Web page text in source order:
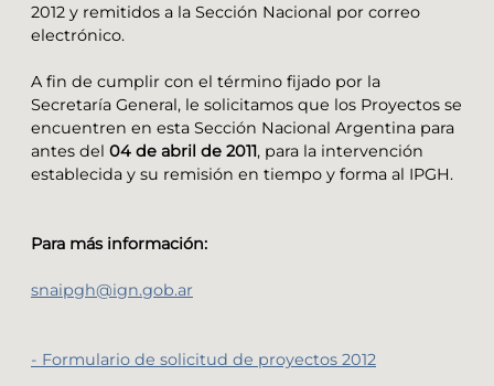
2012 y remitidos a la Sección Nacional por correo
electrónico.
A fin de cumplir con el término fijado por la
Secretaría General, le solicitamos que los Proyectos se
encuentren en esta Sección Nacional Argentina para
antes del 04 de abril de 2011, para la intervención
establecida y su remisión en tiempo y forma al IPGH.
Para más información:
snaipgh@ign.gob.ar
- Formulario de solicitud de proyectos 2012